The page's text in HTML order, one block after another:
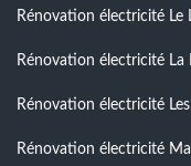
Rénovation électricité Le
Rénovation électricité La
Rénovation électricité
Rénovation électricité